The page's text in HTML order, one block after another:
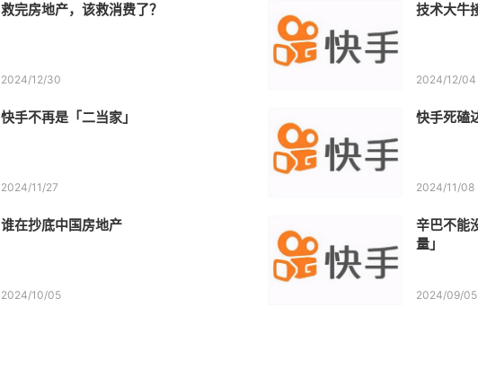
救完房地产，该救消费了？
2024/12/30
技术大牛
2024/12/04
快手不再是「二当家」
2024/11/27
快手死磕
2024/11/08
谁在抄底中国房地产
2024/10/05
辛巴不能
量」
2024/09/05